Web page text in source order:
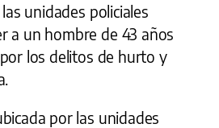
unidades policiales
a un hombre de 43 años
los delitos de hurto y
por las unidades